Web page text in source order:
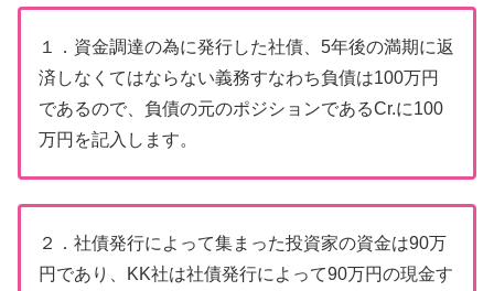
１．資金調達の為に発行した社債、5年後の満期に返
済しなくてはならない義務すなわち負債は100万円
であるので、負債の元のポジションであるCr.に100
万円を記入します。
２．社債発行によって集まった投資家の資金は90万
円であり、KK社は社債発行によって90万円の現金す